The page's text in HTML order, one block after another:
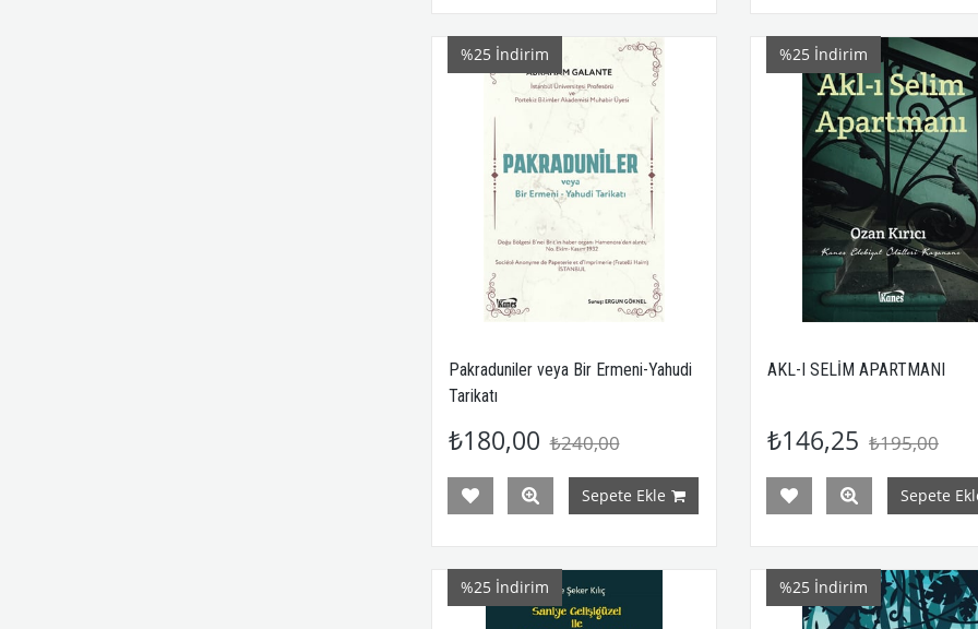
Pakraduniler veya Bir Ermeni-Yahudi
Tarikatı
₺180,00 ₺240,00
Sepete Ekle
%25 İndirim
AKL-I SELİM APARTMANI
₺146,25 ₺195,00
Sepete
%25 İndirim
%25 İndirim %25 İndirim